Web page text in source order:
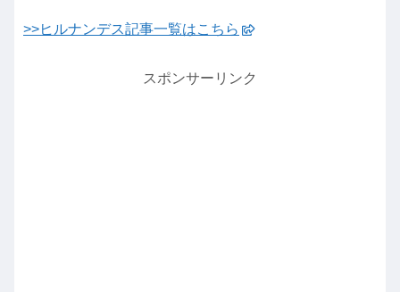
>>ヒルナンデス記事一覧はこちら
スポンサーリンク